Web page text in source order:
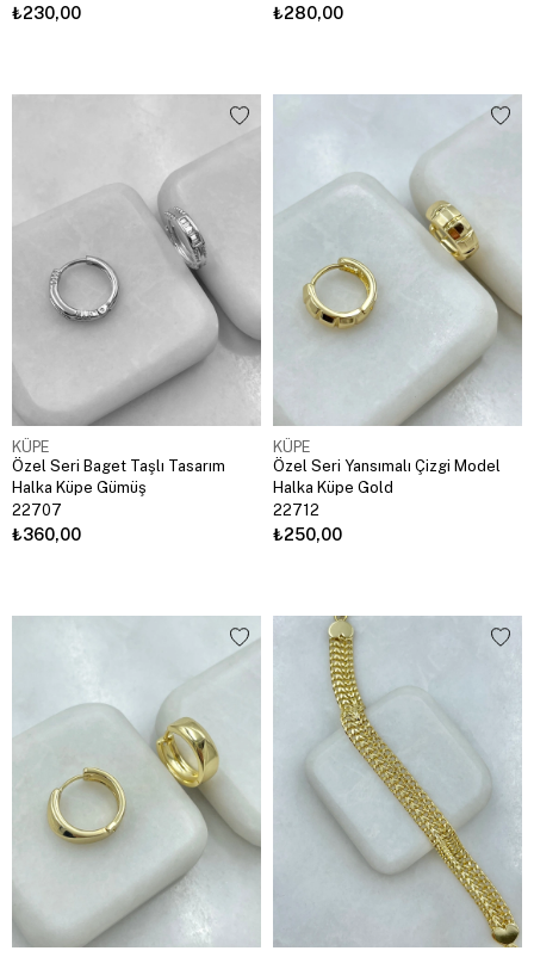
₺230,00 ₺280,00
KÜPE
Özel Seri Baget Taşlı Tasarım
Halka Küpe Gümüş
22707
₺360,00
KÜPE
Özel Seri Yansımalı Çizgi Model
Halka Küpe Gold
22712
₺250,00